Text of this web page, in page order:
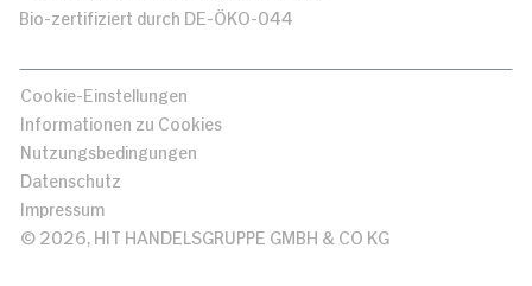
Bio-zertifiziert durch DE-ÖKO-044
Cookie-Einstellungen
Informationen zu Cookies
Nutzungsbedingungen
Datenschutz
Impressum
© 2026, HIT HANDELSGRUPPE GMBH & CO KG